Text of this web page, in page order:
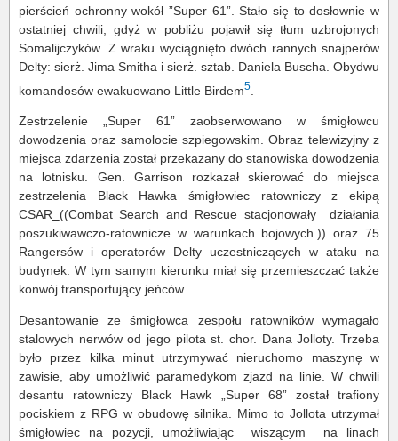
pierścień ochronny wokół ”Super 61”. Stało się to dosłownie w
ostatniej chwili, gdyż w pobliżu pojawił się tłum uzbrojonych
Somalijczyków. Z wraku wyciągnięto dwóch rannych snajperów
Delty: sierż. Jima Smitha i sierż. sztab. Daniela Buscha. Obydwu
komandosów ewakuowano Little Birdem5
Zestrzelenie „Super 61” zaobserwowano w śmigłowcu
dowodzenia oraz samolocie szpiegowskim. Obraz telewizyjny z
miejsca zdarzenia został przekazany do stanowiska dowodzenia
na lotnisku. Gen. Garrison rozkazał skierować do miejsca
zestrzelenia Black Hawka śmigłowiec ratowniczy z ekipą
CSAR ((Combat Search and Rescue stacjonowały działania
poszukiwawczo-ratownicze w warunkach bojowych.)) oraz 75
Rangersów i operatorów Delty uczestniczących w ataku na
budynek. W tym samym kierunku miał się przemieszczać także
konwój transportujący jeńców.
Desantowanie ze śmigłowca zespołu ratowników wymagało
stalowych nerwów od jego pilota st. chor. Dana Jolloty. Trzeba
było przez kilka minut utrzymywać nieruchomo maszynę w
zawisie, aby umożliwić paramedykom zjazd na linie. W chwili
desantu ratowniczy Black Hawk „Super 68” został trafiony
pociskiem z RPG w obudowę silnika. Mimo to Jollota utrzymał
śmigłowiec na pozycji, umożliwiając wiszącym na linach